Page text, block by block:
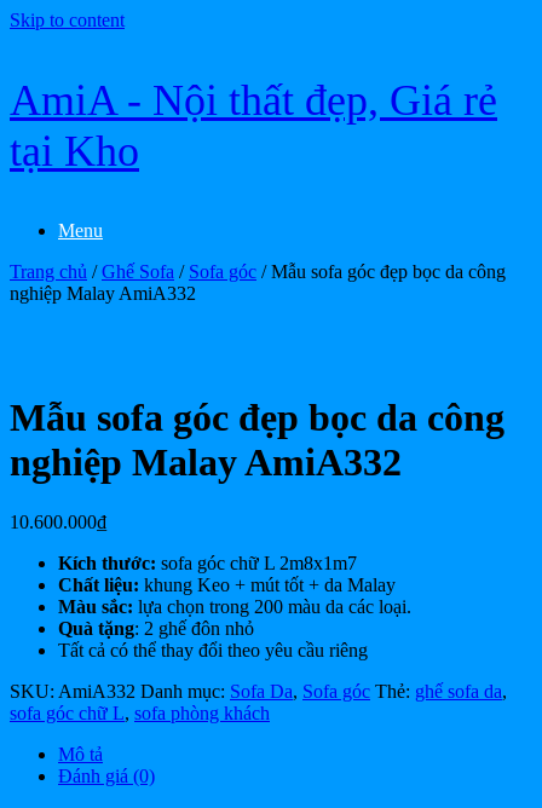
Skip to content
AmiA - Nội thất đẹp, Giá rẻ
tại Kho
Menu
Trang chủ /Ghế Sofa / Sofa góc / Mẫu sofa góc đẹp bọc da công
nghiệp Malay AmiA332
Mẫu sofa góc đẹp bọc da công
nghiệp Malay AmiA332
10.600.000₫
Kích thước: sofa góc chữ L 2m8x1m7
Chất liệu: khung Keo + mút tốt + da Malay
Màu sắc: lựa chọn trong 200 màu da các loại.
Quà tặng: 2 ghế đôn nhỏ
Tất cả có thể thay đổi theo yêu cầu riêng
SKU: AmiA332 Danh mục: Sofa Da, Sofa góc Thẻ: ghế sofa da,
sofa góc chữ L, sofa phòng khách
Mô tả
Đánh giá (0)